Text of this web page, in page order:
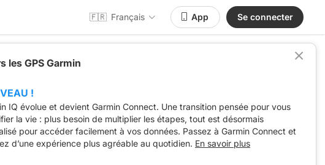
🇫🇷 Français App Se connecter
les GPS Garmin
!
IQ évolue et devient Garmin Connect. Une transition pensée pour vous
la vie : plus besoin de multiplier les étapes, tout est désormais
pour accéder facilement à vos données. Passez à Garmin Connect et
d’une expérience plus agréable au quotidien. En savoir plus